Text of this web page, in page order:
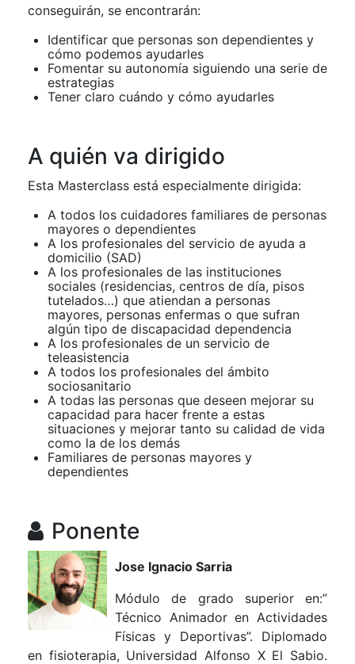
conseguirán, se encontrarán:
Identificar que personas son dependientes y
cómo podemos ayudarles
Fomentar su autonomía siguiendo una serie de
estrategias
Tener claro cuándo y cómo ayudarles
A quién va dirigido
Esta Masterclass está especialmente dirigida:
A todos los cuidadores familiares de personas
mayores o dependientes
A los profesionales del servicio de ayuda a
domicilio (SAD)
A los profesionales de las instituciones
sociales (residencias, centros de día, pisos
tutelados…) que atiendan a personas
mayores, personas enfermas o que sufran
algún tipo de discapacidad dependencia
A los profesionales de un servicio de
teleasistencia
A todos los profesionales del ámbito
sociosanitario
A todas las personas que deseen mejorar su
capacidad para hacer frente a estas
situaciones y mejorar tanto su calidad de vida
como la de los demás
Familiares de personas mayores y
dependientes
Ponente
Jose Ignacio Sarria
Módulo de grado superior en:”
Técnico Animador en Actividades
Físicas y Deportivas”. Diplomado
en fisioterapia, Universidad Alfonso X El Sabio.